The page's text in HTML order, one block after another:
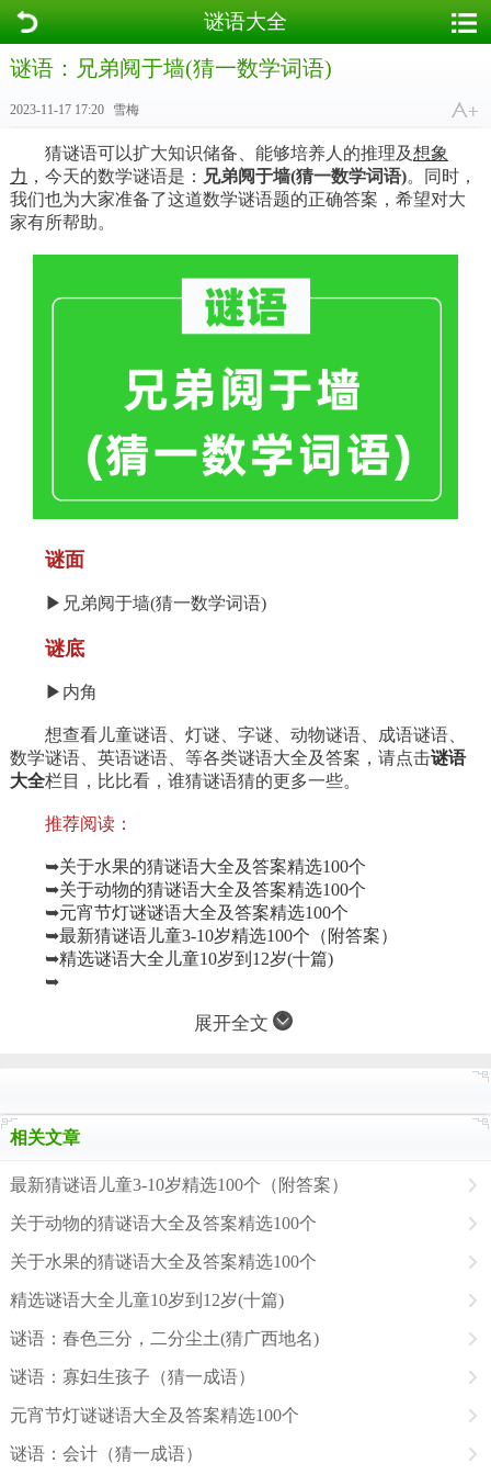
谜语大全
谜语：兄弟阋于墙(猜一数学词语)
2023-11-17 17:20 雪梅
猜谜语可以扩大知识储备、能够培养人的推理及想象
力 ，今天的数学谜语是： 兄弟阋于墙(猜一数学词语)。同时，
我们也为大家准备了这道数学谜语题的正确答案，希望对大
家有所帮助。
谜面
▶兄弟阋于墙(猜一数学词语)
谜底
▶内角
想查看儿童谜语、灯谜、字谜、动物谜语、成语谜语、
数学谜语、英语谜语、等各类谜语大全及答案，请点击谜语
大全栏目，比比看，谁猜谜语猜的更多一些。
推荐阅读：
➥关于水果的猜谜语大全及答案精选100个
➥关于动物的猜谜语大全及答案精选100个
➥元宵节灯谜谜语大全及答案精选100个
➥最新猜谜语儿童3-10岁精选100个（附答案）
➥精选谜语大全儿童10岁到12岁(十篇)
➥
展开全文
相关文章
最新猜谜语儿童3-10岁精选100个（附答案）
关于动物的猜谜语大全及答案精选100个
关于水果的猜谜语大全及答案精选100个
精选谜语大全儿童10岁到12岁(十篇)
谜语：春色三分，二分尘土(猜广西地名)
谜语：寡妇生孩子（猜一成语）
元宵节灯谜谜语大全及答案精选100个
谜语：会计（猜一成语）